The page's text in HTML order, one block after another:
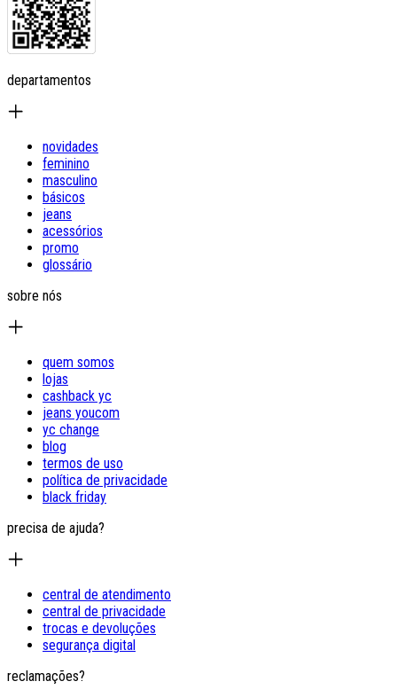
departamentos
novidades
feminino
masculino
básicos
jeans
acessórios
promo
glossário
sobre nós
quem somos
lojas
cashback yc
jeans youcom
yc change
blog
termos de uso
política de privacidade
black friday
precisa de ajuda?
central de atendimento
central de privacidade
trocas e devoluções
segurança digital
reclamações?